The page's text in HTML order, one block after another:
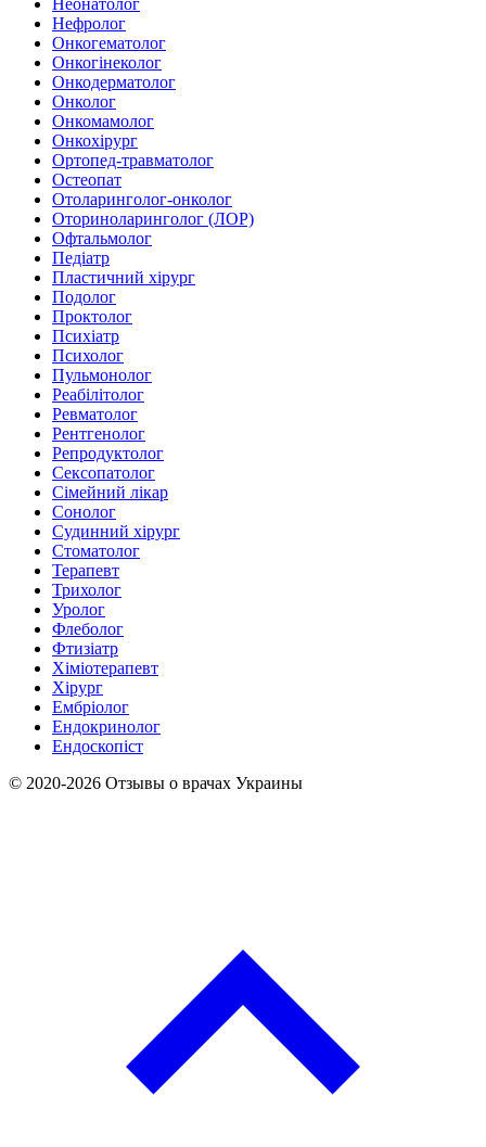
Неонатолог
Нефролог
Онкогематолог
Онкогінеколог
Онкодерматолог
Онколог
Онкомамолог
Онкохірург
Ортопед-травматолог
Остеопат
Отоларинголог-онколог
Оториноларинголог (ЛОР)
Офтальмолог
Педіатр
Пластичний хірург
Подолог
Проктолог
Психіатр
Психолог
Пульмонолог
Реабілітолог
Ревматолог
Рентгенолог
Репродуктолог
Сексопатолог
Сімейний лікар
Сонолог
Судинний хірург
Стоматолог
Терапевт
Трихолог
Уролог
Флеболог
Фтизіатр
Хіміотерапевт
Хірург
Ембріолог
Ендокринолог
Ендоскопіст
© 2020-2026 Отзывы о врачах Украины